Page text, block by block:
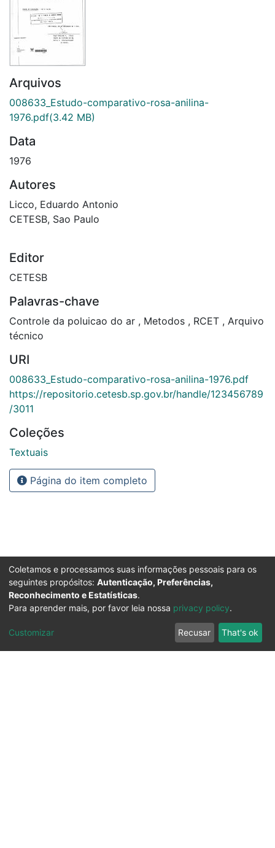
Arquivos
008633_Estudo-comparativo-rosa-anilina-
1976.pdf(3.42 MB)
Data
1976
Autores
Licco, Eduardo Antonio
CETESB, Sao Paulo
Editor
CETESB
Palavras-chave
Controle da poluicao do ar , Metodos , RCET , Arquivo
técnico
URI
008633_Estudo-comparativo-rosa-anilina-1976.pdf
https://repositorio.cetesb.sp.gov.br/handle/123456789
/3011
Coleções
Textuais
Página do item completo
Coletamos e processamos suas informações pessoais para os
seguintes propósitos: Autenticação, Preferências,
Reconhecimento e Estatísticas.
Para aprender mais, por favor leia nossa privacy policy.
Customizar Recusar That's ok